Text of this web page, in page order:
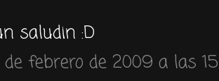
saludin :D
de febrero de 2009 a las